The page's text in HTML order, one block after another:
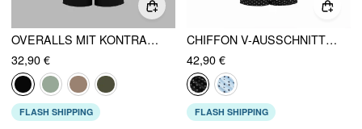
OVERALLS MIT KONTRASTIERENDEN NÄHTEN UND TASCHEN, WEITEN BEINEN
32,90 €
FLASH SHIPPING
CHIFFON V-AUSSCHNITT RUCHEDUNG UMHANG ÄRMEL OVERSIZED JUMPSUIT
42,90 €
FLASH SHIPPING